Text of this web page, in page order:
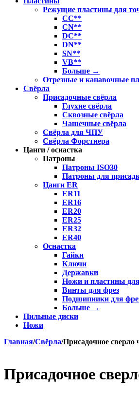
Режущие пластины для
CC**
CN**
DC**
DN**
SN**
VB**
Больше →
Отрезные и канавочные
Свёрла
Присадочные свёрла
Глухие свёрла
Сквозные свёрла
Чашечные свёрла
Свёрла для ЧПУ
Свёрла Форстнера
Цанги / оснастка
Патроны
Патроны ISO30
Патроны для
Цанги ER
ER11
ER16
ER20
ER25
ER32
ER40
Оснастка
Гайки
Ключи
Державки
Ножи и пластины
Винты для фрез
Подшипники для
Больше →
Пильные диски
Ножи
Главная/Свёрла/Присадочное
Присадочное